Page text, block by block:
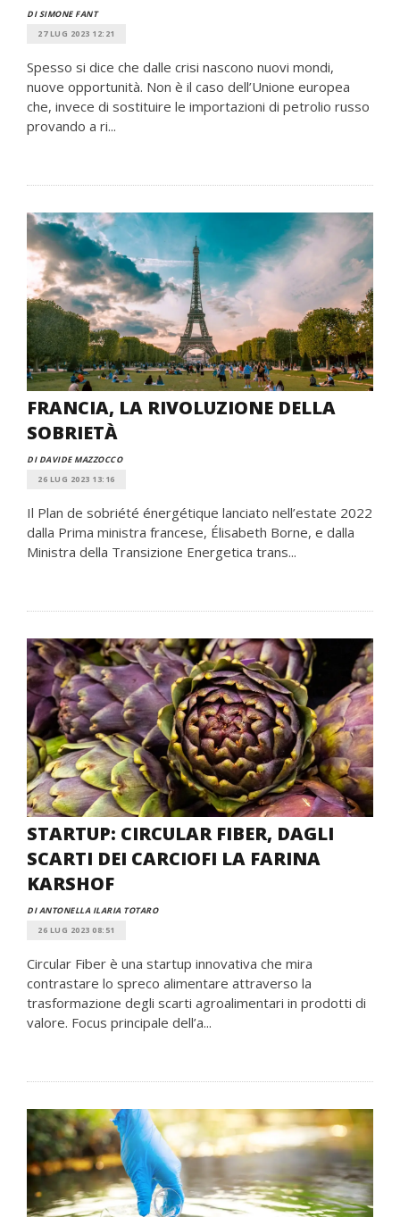
DI SIMONE FANT
27 LUG 2023 12:21
Spesso si dice che dalle crisi nascono nuovi mondi,
nuove opportunità. Non è il caso dell’Unione europea
che, invece di sostituire le importazioni di petrolio russo
provando a ri...
FRANCIA, LA RIVOLUZIONE DELLA
SOBRIETÀ
DI DAVIDE MAZZOCCO
26 LUG 2023 13:16
Il Plan de sobriété énergétique lanciato nell’estate 2022
dalla Prima ministra francese, Élisabeth Borne, e dalla
Ministra della Transizione Energetica trans...
STARTUP: CIRCULAR FIBER, DAGLI
SCARTI DEI CARCIOFI LA FARINA
KARSHOF
DI ANTONELLA ILARIA TOTARO
26 LUG 2023 08:51
Circular Fiber è una startup innovativa che mira
contrastare lo spreco alimentare attraverso la
trasformazione degli scarti agroalimentari in prodotti di
valore. Focus principale dell’a...